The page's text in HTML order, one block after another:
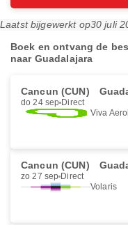
Laatst bijgewerkt op30 juli
Boek en ontvang de
naar Guadalajara
Cancun (CUN)
do 24 sep Direct
Viva
Cancun (CUN)
zo 27 sep Direct
Volaris